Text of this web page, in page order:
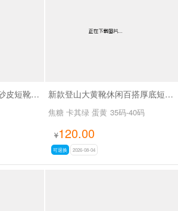
新款磨砂厚底马丁靴磨砂皮短靴SA7062 新款登山大黄靴休闲百搭厚底短靴马丁靴SA2676
焦糖 卡其绿 蛋黄 35码-40码
¥120.00
可退换 2026-08-04